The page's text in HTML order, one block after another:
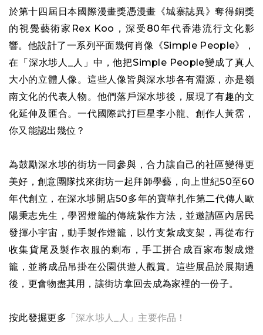
於第十四屆日本國際漫畫獎憑漫畫《城寨誌異》奪得銅獎
的視覺藝術家Rex Koo，深受80年代香港流行文化影
響。他設計了一系列平面幾何肖像《Simple People》，
在「深水埗人_人」中，他把Simple People變成了真人
大小的立體人像。這些人像皆與深水埗各有淵源，亦是嶺
南文化的代表人物。他們落戶深水埗後，展現了有趣的文
化延伸及匯合。一代國際武打巨星李小龍、創作人黃霑，
你又能認出幾位？
為鼓勵深水埗的街坊一同參與，合力讓自己的社區變得更
美好，創意團隊找來街坊一起拜師學藝，向上世紀50至60
年代創立，在深水埗開店50多年的寶華扎作第二代傳人歐
陽秉志先生，學習燈籠的傳統紥作方法，並邀請區內居民
發揮小宇宙，動手製作燈籠，以竹支紮成支架，再從布行
收集貨尾及製作衣服的剩布，手工拼合成百家布製成燈
籠，並將成品吊掛在公園供遊人觀賞。這些展品於展期過
後，更會物盡其用，讓街坊拿回去成為家裡的一份子。
按此發掘更多 「深水埗人_人」主要作品！